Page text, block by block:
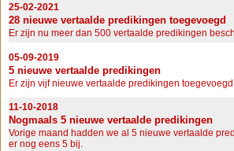
25-02-2021
28 nieuwe vertaalde predikingen toegevoegd
Er zijn nu meer dan 500 vertaalde predikingen
05-09-2019
5 nieuwe vertaalde predikingen
Er zijn vijf nieuwe vertaalde predikingen toegevoegd.
11-10-2018
Nogmaals 5 nieuwe vertaalde predikingen
Vorige maand hadden we al 5 nieuwe vertaalde
er nog eens 5 bij.